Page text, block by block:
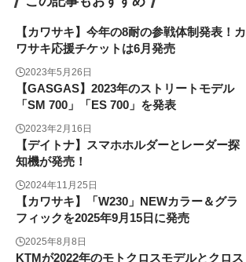
【カワサキ】今年の8耐の参戦体制発表！カ
ワサキ応援チケットは6月発売
2023年5月26日
【GASGAS】2023年のストリートモデル
「SM 700」「ES 700」を発表
2023年2月16日
【デイトナ】スマホホルダーとレーダー探
知機が発売！
2024年11月25日
【カワサキ】「W230」NEWカラー＆グラ
フィックを2025年9月15日に発売
2025年8月8日
KTMが2022年のモトクロスモデルとクロス